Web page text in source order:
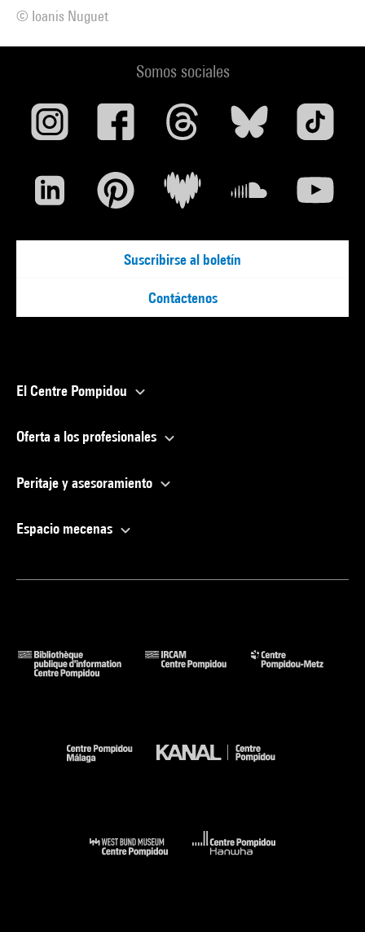
© Ioanis Nuguet
Somos sociales
Suscribirse al boletín
Contáctenos
El Centre Pompidou
Oferta a los profesionales
Peritaje y asesoramiento
Espacio mecenas